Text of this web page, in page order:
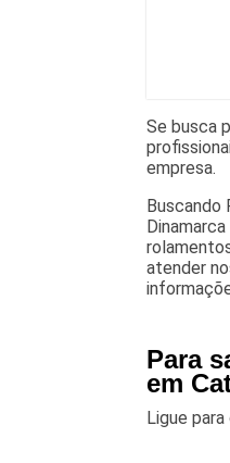
Se busca
empresa.
Buscando
atender
Para
em
Ligue para